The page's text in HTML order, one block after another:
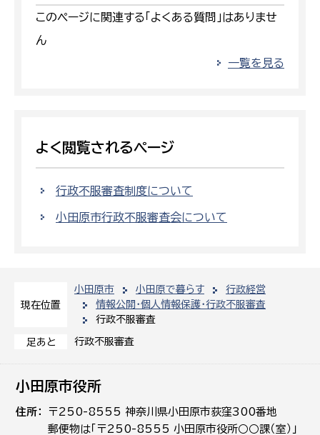
現在位置
小田原市 小田原で暮らす
行政経営
情報公開・個人情報保護・行政不服審査
行政不服審査
足あと 行政不服審査
このページに関連する「よくある質問」はありませ
ん
一覧を見る
よく閲覧されるページ
行政不服審査制度について
小田原市行政不服審査会について
小田原市役所
住所
〒250-8555 神奈川県小田原市荻窪300番地
郵便物は「〒250-8555 小田原市役所○○課（室）」